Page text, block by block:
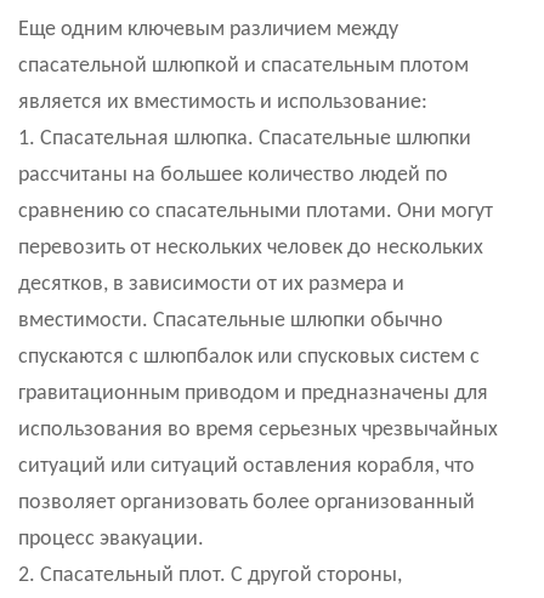
Еще одним ключевым различием между
спасательной шлюпкой и спасательным плотом
является их вместимость и использование:
1. Спасательная шлюпка. Спасательные шлюпки
рассчитаны на большее количество людей по
сравнению со спасательными плотами. Они могут
перевозить от нескольких человек до нескольких
десятков, в зависимости от их размера и
вместимости. Спасательные шлюпки обычно
спускаются с шлюпбалок или спусковых систем с
гравитационным приводом и предназначены для
использования во время серьезных чрезвычайных
ситуаций или ситуаций оставления корабля, что
позволяет организовать более организованный
процесс эвакуации.
2. Спасательный плот. С другой стороны,